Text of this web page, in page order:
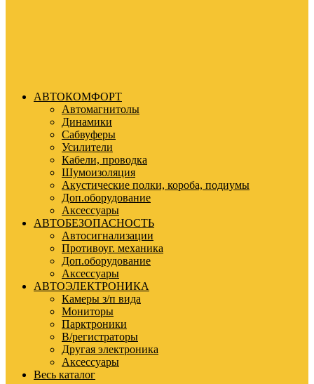
АВТОКОМФОРТ
Автомагнитолы
Динамики
Сабвуферы
Усилители
Кабели, проводка
Шумоизоляция
Акустические полки, короба, подиумы
Доп.оборудование
Аксессуары
АВТОБЕЗОПАСНОСТЬ
Автосигнализации
Противоуг. механика
Доп.оборудование
Аксессуары
АВТОЭЛЕКТРОНИКА
Камеры з/п вида
Мониторы
Парктроники
В/регистраторы
Другая электроника
Аксессуары
Весь каталог